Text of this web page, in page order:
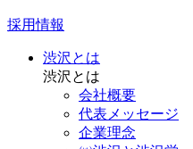
採用情報
渋沢とは
渋沢とは
会社概要
代表メッセージ
企業理念